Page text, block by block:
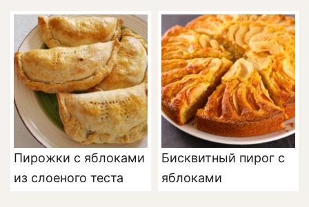
Пирожки с яблоками
из слоеного теста
Бисквитный пирог с
яблоками